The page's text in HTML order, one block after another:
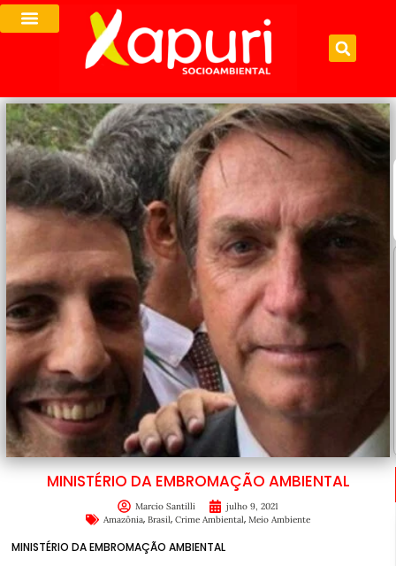
MINISTÉRIO DA EMBROMAÇÃO AMBIENTAL
Marcio Santilli
julho 9, 2021
Amazônia, Brasil, Crime Ambiental, Meio Ambiente
MINISTÉRIO DA EMBROMAÇÃO AMBIENTAL